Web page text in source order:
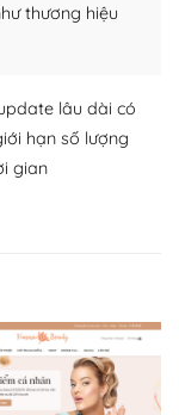
có thể dễ
60%
thương hiệu
lâu dài có
hạn số lượng
gian